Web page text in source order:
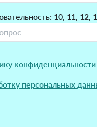
10, 11, 12,
конфиденциальности
персональных